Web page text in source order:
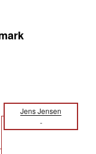
Jens Jensen
-